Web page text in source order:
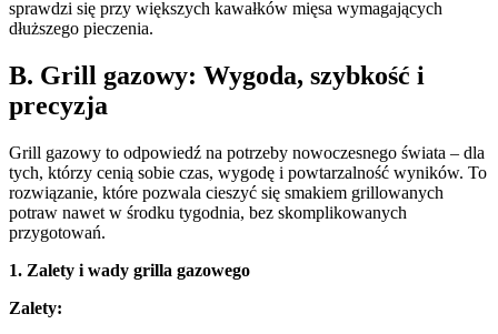
sprawdzi się przy większych kawałków mięsa wymagających
dłuższego pieczenia.
B. Grill gazowy: Wygoda, szybkość i
precyzja
Grill gazowy to odpowiedź na potrzeby nowoczesnego świata – dla
tych, którzy cenią sobie czas, wygodę i powtarzalność wyników. To
rozwiązanie, które pozwala cieszyć się smakiem grillowanych
potraw nawet w środku tygodnia, bez skomplikowanych
przygotowań.
1. Zalety i wady grilla gazowego
Zalety: